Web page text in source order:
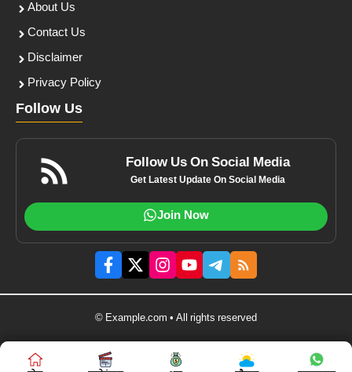
About Us
Contact Us
Disclaimer
Privacy Policy
Follow Us
Follow Us On Social Media
Get Latest Update On Social Media
Join Now
© Example.com • All rights reserved